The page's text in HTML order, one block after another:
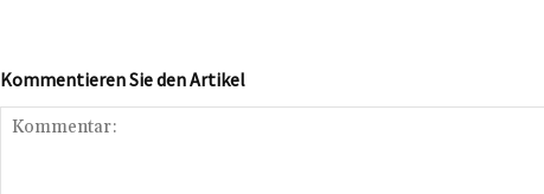
Kommentieren Sie den Artikel